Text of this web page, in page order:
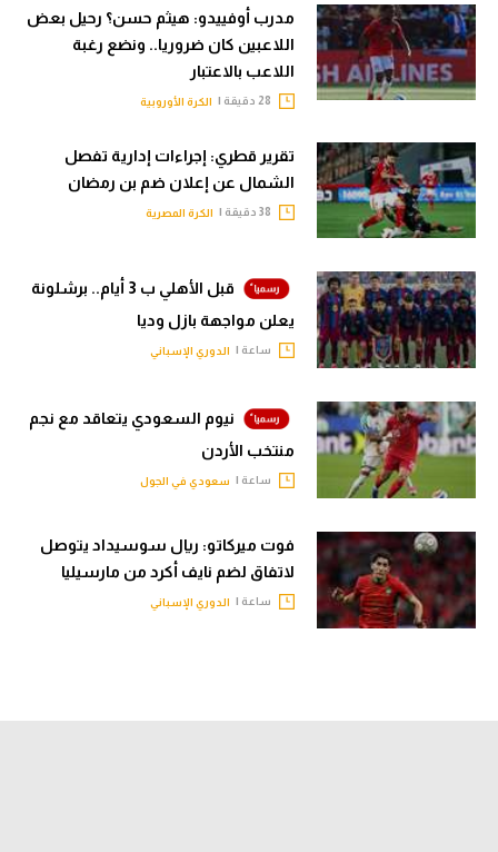
مدرب أوفييدو: هيثم حسن؟ رحيل بعض
اللاعبين كان ضروريا.. ونضع رغبة
اللاعب بالاعتبار
الكرة الأوروبية
تقرير قطري: إجراءات إدارية تفصل
الشمال عن إعلان ضم بن رمضان
الكرة المصرية
قبل الأهلي ب 3 أيام.. برشلونة
يعلن مواجهة بازل وديا
ساعة | الدوري الإسباني
نيوم السعودي يتعاقد مع نجم
منتخب الأردن
ساعة | سعودي في الجول
فوت ميركاتو: ريال سوسيداد يتوصل
لاتفاق لضم نايف أكرد من مارسيليا
ساعة | الدوري الإسباني